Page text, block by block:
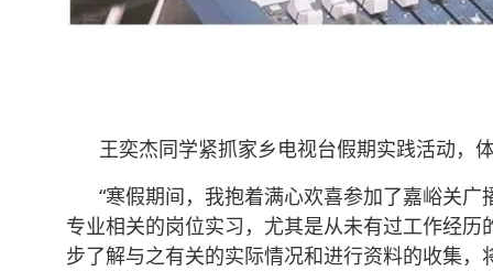
王奕杰同学紧抓家乡电视台假期实践活动，
“寒假期间，我抱着满心欢喜参加了嘉峪关广
专业相关的岗位实习，尤其是从未有过工作经
步了解与之有关的实际情况和进行资料的收集